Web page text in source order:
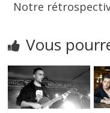
Notre
Vous